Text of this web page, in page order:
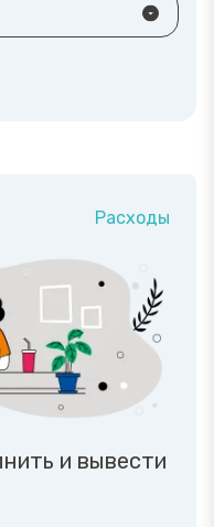
Расходы
и вывести